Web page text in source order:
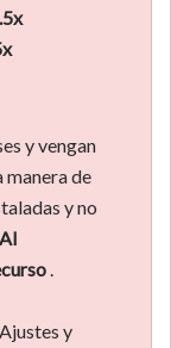
y vengan
manera de
y no
Al
.
y